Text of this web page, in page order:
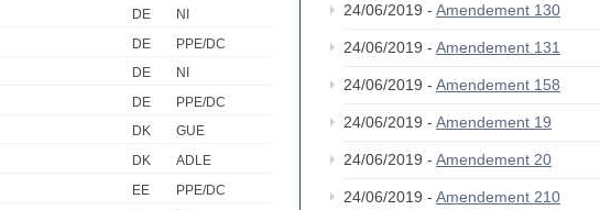
DE
NI
DE
PPE/DC
DE
NI
DE
PPE/DC
DK
GUE
DK
ADLE
EE
PPE/DC
24/06/2019 - Amendement 130
24/06/2019 - Amendement 131
24/06/2019 - Amendement 158
24/06/2019 - Amendement 19
24/06/2019 - Amendement 20
24/06/2019 - Amendement 210